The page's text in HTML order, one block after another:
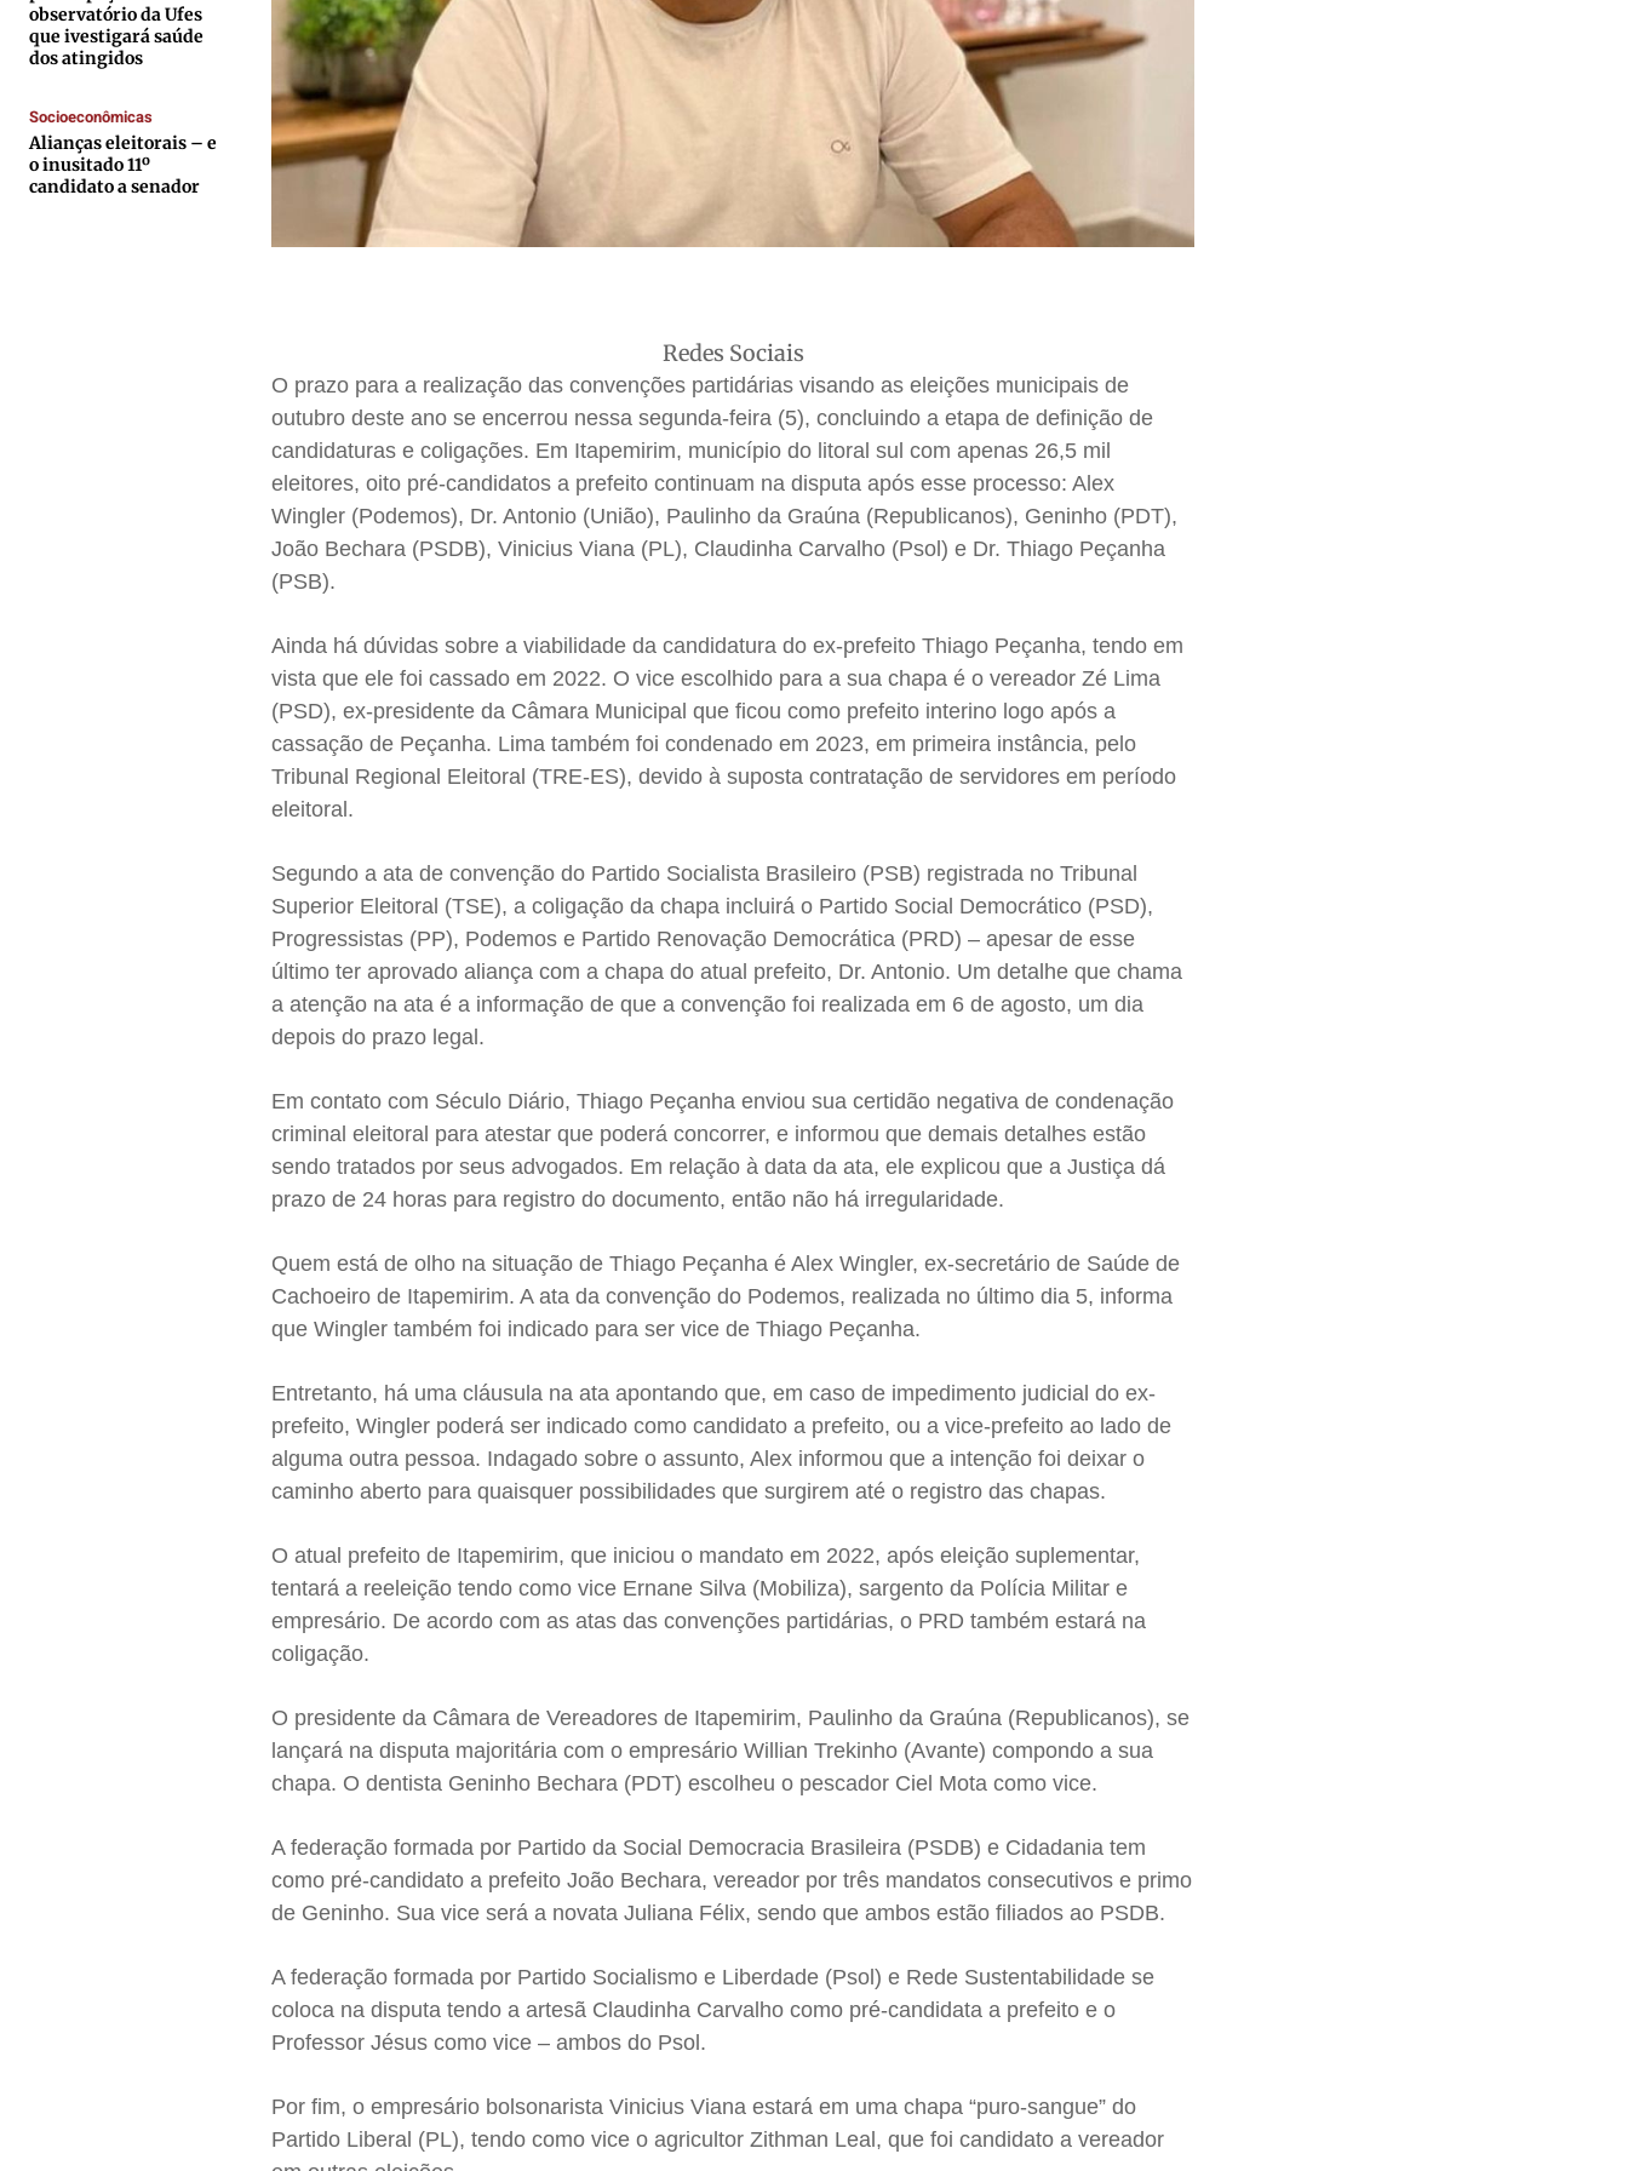
Expediente
Contato
Termos de Uso
Privacidade
Expediente
Contato
Termos de Uso
Privacidade
Expediente
Contato
Termos de Uso
Privacidade
Expediente
Contato
Termos de Uso
Privacidade
observatório da Ufes
que ivestigará saúde
dos atingidos
Socioeconômicas
Alianças eleitorais – e
o inusitado 11º
candidato a senador
Redes Sociais
O prazo para a realização das convenções partidárias visando as eleições municipais de
outubro deste ano se encerrou nessa segunda-feira (5), concluindo a etapa de definição de
candidaturas e coligações. Em Itapemirim, município do litoral sul com apenas 26,5 mil
eleitores, oito pré-candidatos a prefeito continuam na disputa após esse processo: Alex
Wingler (Podemos), Dr. Antonio (União), Paulinho da Graúna (Republicanos), Geninho (PDT),
João Bechara (PSDB), Vinicius Viana (PL), Claudinha Carvalho (Psol) e Dr. Thiago Peçanha
(PSB).
Ainda há dúvidas sobre a viabilidade da candidatura do ex-prefeito Thiago Peçanha, tendo em
vista que ele foi cassado em 2022. O vice escolhido para a sua chapa é o vereador Zé Lima
(PSD), ex-presidente da Câmara Municipal que ficou como prefeito interino logo após a
cassação de Peçanha. Lima também foi condenado em 2023, em primeira instância, pelo
Tribunal Regional Eleitoral (TRE-ES), devido à suposta contratação de servidores em período
eleitoral.
Segundo a ata de convenção do Partido Socialista Brasileiro (PSB) registrada no Tribunal
Superior Eleitoral (TSE), a coligação da chapa incluirá o Partido Social Democrático (PSD),
Progressistas (PP), Podemos e Partido Renovação Democrática (PRD) – apesar de esse
último ter aprovado aliança com a chapa do atual prefeito, Dr. Antonio. Um detalhe que chama
a atenção na ata é a informação de que a convenção foi realizada em 6 de agosto, um dia
depois do prazo legal.
Em contato com Século Diário, Thiago Peçanha enviou sua certidão negativa de condenação
criminal eleitoral para atestar que poderá concorrer, e informou que demais detalhes estão
sendo tratados por seus advogados. Em relação à data da ata, ele explicou que a Justiça dá
prazo de 24 horas para registro do documento, então não há irregularidade.
Quem está de olho na situação de Thiago Peçanha é Alex Wingler, ex-secretário de Saúde de
Cachoeiro de Itapemirim. A ata da convenção do Podemos, realizada no último dia 5, informa
que Wingler também foi indicado para ser vice de Thiago Peçanha.
Entretanto, há uma cláusula na ata apontando que, em caso de impedimento judicial do ex-
prefeito, Wingler poderá ser indicado como candidato a prefeito, ou a vice-prefeito ao lado de
alguma outra pessoa. Indagado sobre o assunto, Alex informou que a intenção foi deixar o
caminho aberto para quaisquer possibilidades que surgirem até o registro das chapas.
O atual prefeito de Itapemirim, que iniciou o mandato em 2022, após eleição suplementar,
tentará a reeleição tendo como vice Ernane Silva (Mobiliza), sargento da Polícia Militar e
empresário. De acordo com as atas das convenções partidárias, o PRD também estará na
coligação.
O presidente da Câmara de Vereadores de Itapemirim, Paulinho da Graúna (Republicanos), se
lançará na disputa majoritária com o empresário Willian Trekinho (Avante) compondo a sua
chapa. O dentista Geninho Bechara (PDT) escolheu o pescador Ciel Mota como vice.
A federação formada por Partido da Social Democracia Brasileira (PSDB) e Cidadania tem
como pré-candidato a prefeito João Bechara, vereador por três mandatos consecutivos e primo
de Geninho. Sua vice será a novata Juliana Félix, sendo que ambos estão filiados ao PSDB.
A federação formada por Partido Socialismo e Liberdade (Psol) e Rede Sustentabilidade se
coloca na disputa tendo a artesã Claudinha Carvalho como pré-candidata a prefeito e o
Professor Jésus como vice – ambos do Psol.
Por fim, o empresário bolsonarista Vinicius Viana estará em uma chapa “puro-sangue” do
Partido Liberal (PL), tendo como vice o agricultor Zithman Leal, que foi candidato a vereador